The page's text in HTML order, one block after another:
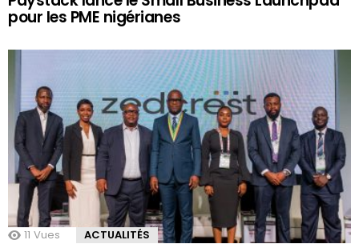
pour les PME nigérianes
11 Vues ACTUALITÉS